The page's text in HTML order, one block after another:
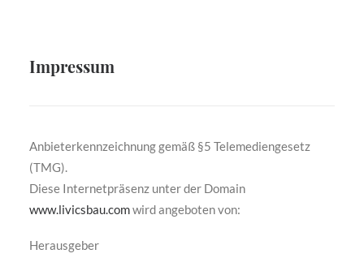
Impressum
Anbieterkennzeichnung gemäß §5 Telemediengesetz
(TMG).
Diese Internetpräsenz unter der Domain
www.livicsbau.comwird angeboten von:
Herausgeber